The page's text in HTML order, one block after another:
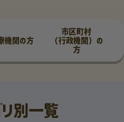
機関の方
市区町村
（行政機関）の
方
リ別一覧